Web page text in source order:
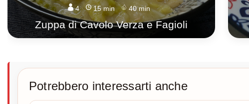
4 15 min 40 min
Zuppa di Cavolo Verza e Fagioli
Potrebbero interessarti anche